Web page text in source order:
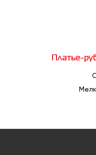
Платье-